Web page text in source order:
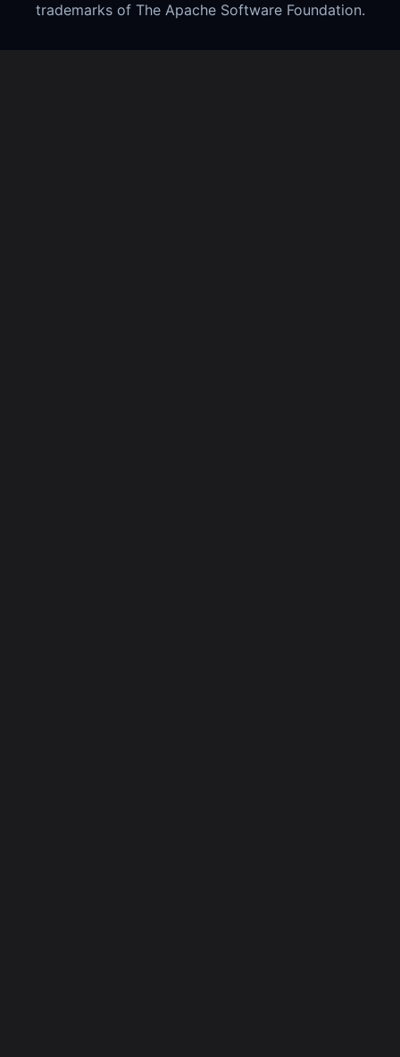
trademarks of The Apache Software Foundation.